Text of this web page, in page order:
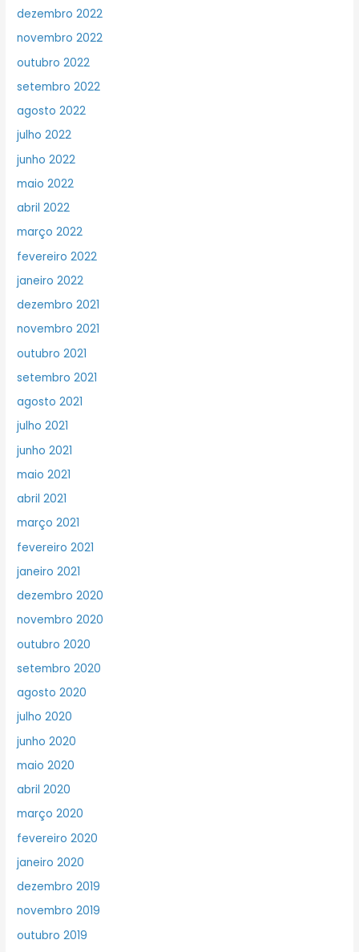
dezembro 2022
novembro 2022
outubro 2022
setembro 2022
agosto 2022
julho 2022
junho 2022
maio 2022
abril 2022
março 2022
fevereiro 2022
janeiro 2022
dezembro 2021
novembro 2021
outubro 2021
setembro 2021
agosto 2021
julho 2021
junho 2021
maio 2021
abril 2021
março 2021
fevereiro 2021
janeiro 2021
dezembro 2020
novembro 2020
outubro 2020
setembro 2020
agosto 2020
julho 2020
junho 2020
maio 2020
abril 2020
março 2020
fevereiro 2020
janeiro 2020
dezembro 2019
novembro 2019
outubro 2019